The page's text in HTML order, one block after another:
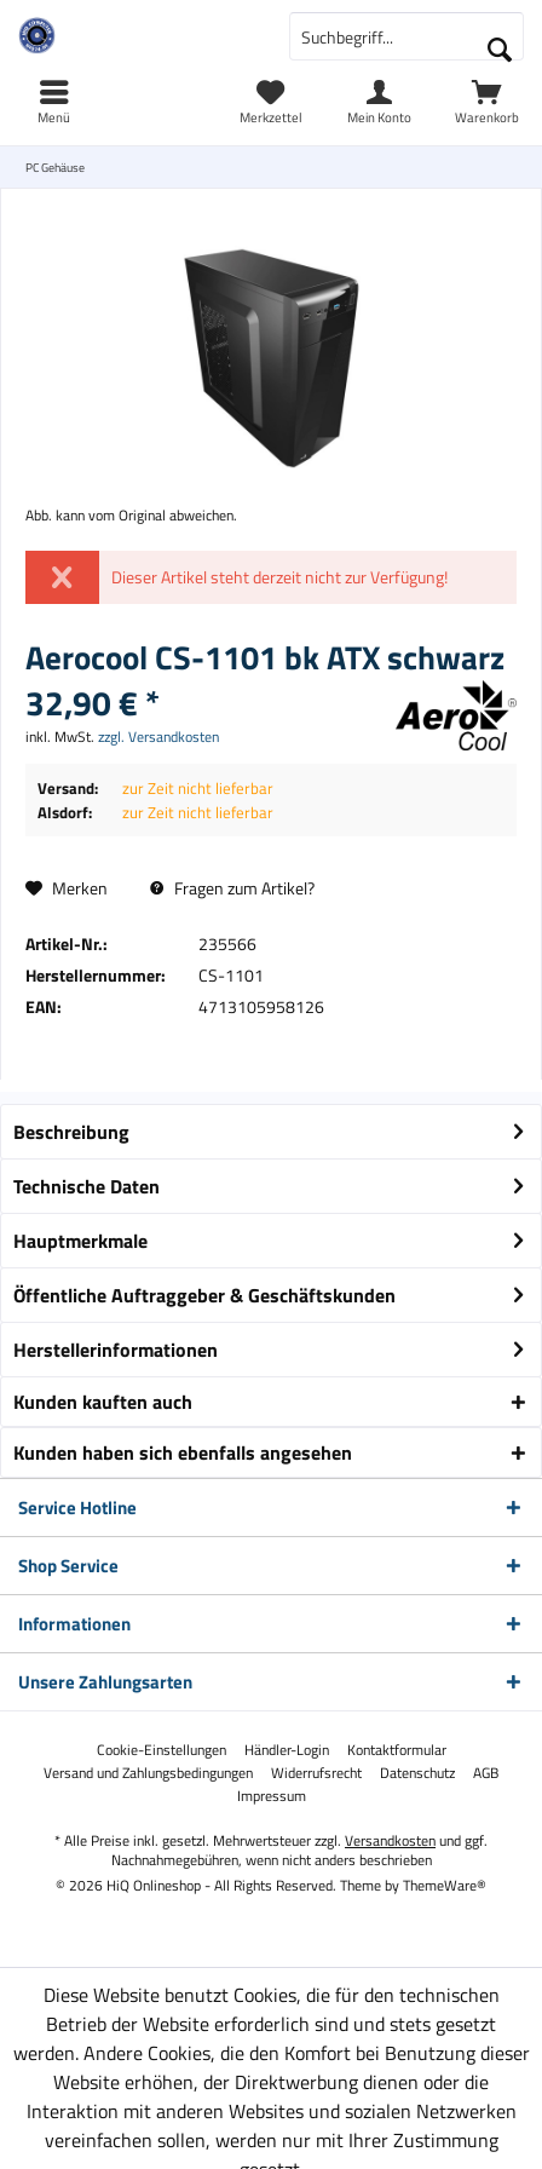
Warenkorb
Merkzettel Mein Konto
Menü
PC Gehäuse
Abb. kann vom Original abweichen.
Dieser Artikel steht derzeit nicht zur Verfügung!
Aerocool CS-1101 bk ATX schwarz
32,90 € *
inkl. MwSt. zzgl. Versandkosten
Versand:
zur Zeit nicht lieferbar
Alsdorf:
zur Zeit nicht lieferbar
Merken Fragen zum Artikel?
Artikel-Nr.:
235566
Herstellernummer:
CS-1101
EAN:
4713105958126
Beschreibung
Technische Daten
Hauptmerkmale
Öffentliche Auftraggeber & Geschäftskunden
Herstellerinformationen
Kunden kauften auch
Kunden haben sich ebenfalls angesehen
Service Hotline
Shop Service
Informationen
Unsere Zahlungsarten
Cookie-Einstellungen Händler-Login
Kontaktformular
Versand und Zahlungsbedingungen
Widerrufsrecht Datenschutz
AGB
Impressum
* Alle Preise inkl. gesetzl. Mehrwertsteuer zzgl. Versandkostenund ggf.
Nachnahmegebühren, wenn nicht anders beschrieben
© 2026 HiQ Onlineshop - All Rights Reserved. Theme byThemeWare®
Diese Website benutzt Cookies, die für den technischen
Betrieb der Website erforderlich sind und stets gesetzt
werden. Andere Cookies, die den Komfort bei Benutzung dieser
Website erhöhen, der Direktwerbung dienen oder die
Interaktion mit anderen Websites und sozialen Netzwerken
vereinfachen sollen, werden nur mit Ihrer Zustimmung